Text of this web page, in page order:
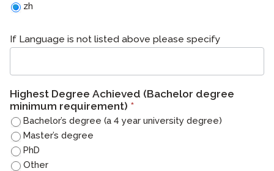
zh
If Language is not listed above please specify
Highest Degree Achieved (Bachelor degree
minimum requirement) *
Bachelor’s degree (a 4 year university degree)
Master’s degree
PhD
Other